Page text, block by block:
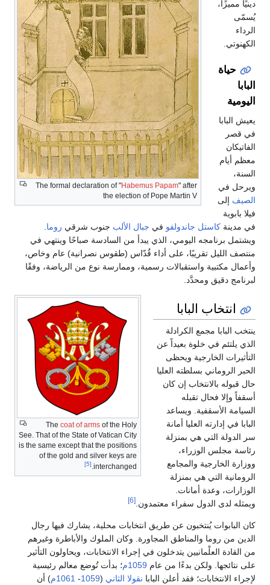
The formal declaration of "Habemus Papam" after
the election of Pope Martin V
دينيًا مميزًا،
يُسمّى
الرداء
الكهنوتي.
حياة
البابا
اليومية
يعيش البابا
في قصر
الفاتيكان
معظم أيام
السنة،
ويرحل في
الصيف إلى
فيلا بابوية
في مدينة كاستل جاندولفو في جبال الألب جنوب شرقي روما
ويشتمل برنامجه اليومي، الذي يبدأ من السادسة صباحًا وينتهي في
منتصف الليل تقريبًا، على أداء قُدّاس (طقوس نصرانية) عام وخاص،
وأعمال مكتبية واستقبالات رسمية، وممارسة نوع من الرياضة، وفقًا
لبرنامج دقيق ومحدَّد.
The coat of arms of the Holy
See. That of the State of Vatican City
is the same except that the positions
of the gold and silver keys are
interchanged.
[5]
انتخاب البابا
ينتخب البابا مجمع الكرادلة
الذي يلتئم في خلوة بعيداً عن
التأثيرات الخارجية ويحظى
الحبر الروماني بسلطته العليا
حال قبوله بالانتخاب إن كان
أسقفاً وإلا فحال تقبله
السيامة الأسقفية. ويساعد
البابا في إدارته العليا أمانة
سر الدولة التي هي بمنزلة
رئاسة مجلس الوزراء،
ووزارة الخارجية والمجامع
الرومانية التي هي بمنزلة
الوزارات، وعدة أمانات.
ويمثله لدى الدول سفراء معتمدون. [6]
كان البابوات يُنتخبون عن طريق انتخابات محلية، يشارك فيها رجال
الدين من روما والمناطق المجاورة. وكان الملوك والأباطرة وغيرهم
من القادة العلْمانيين يتدخلون في إجراء الانتخابات، ويحاولون التأثير
على نتائجها. ولكن بدءًا من عام 1059م
؛ بدأت تُوضع معالم رئيسية
لإجراء الانتخابات؛ فقد أعلن البابا نقولا الثاني (
1059
- 1061م
) أن